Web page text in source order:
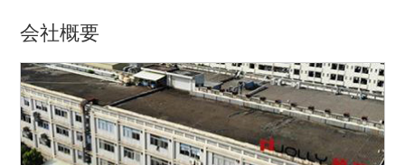
会社概要